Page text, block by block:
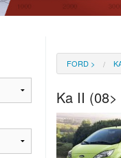
FORD >
Ka II (08>